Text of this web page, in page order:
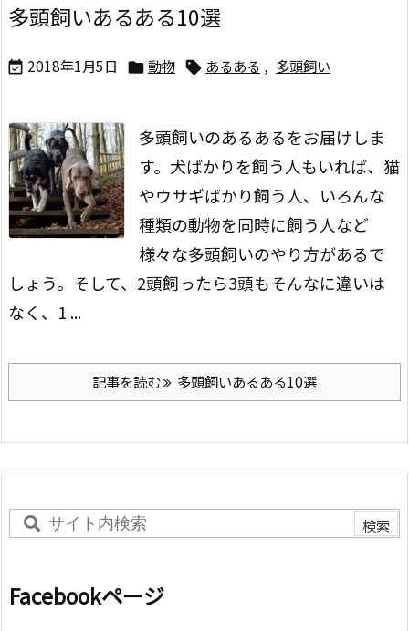
多頭飼いあるある10選
 2018年1月5日  動物  あるある , 多頭飼い
多頭飼いのあるあるをお届けしま
す。 犬ばかりを飼う人もいれば、猫
やウサギばかり飼う人、いろんな
種類の動物を同時に飼う人など
様々な多頭飼いのやり方があるで
しょう。 そして、2頭飼ったら3頭もそんなに違いは
なく、1 ...
記事を読む 多頭飼いあるある10選
Facebookページ